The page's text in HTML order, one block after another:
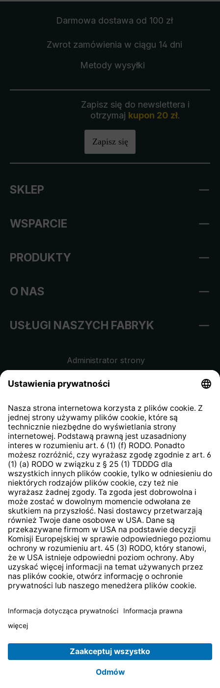
Darmowa dostawa od 100 zł
Zwrot zamówienia w ciągu 14 dni
Metody wysyłki
Zapisz się do newslettera i
otrzymaj kupon 20 zł.
Zapisz się
SKLEP
WSPARCIE
PRODUKTY
O NAS
USŁUGI NASZYCH FABRYK
Administrator strony
kontrahentów
Klauzula informacyjna strony
internetowej
Strategia podatkowa
System zgłaszania nieprawidłowości
* Wszystkie ceny zawierają podatek VAT pluskoszty
TechniSat jest firmą należącą do FundacjiLEPPER Stiftung
e.S..